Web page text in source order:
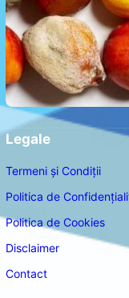
Legale
Termeni și Condiții
Politica de
Politica de Cookies
Disclaimer
Contact